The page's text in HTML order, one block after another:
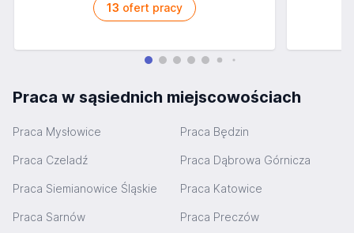
13 ofert pracy
Praca w sąsiednich miejscowościach
Praca Mysłowice Praca Będzin
Praca Czeladź Praca Dąbrowa Górnicza
Praca Siemianowice Śląskie Praca Katowice
Praca Sarnów Praca Preczów